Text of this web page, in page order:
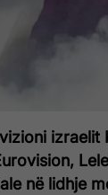
izraelit
në lidhje